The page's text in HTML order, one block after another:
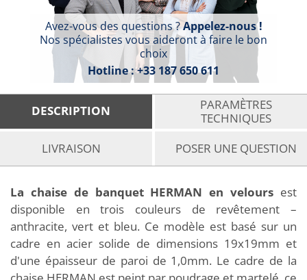
Avez-vous des questions ?Appelez-nous !
Nos spécialistes vous aideront à faire le bon
choix
Hotline :+33 187 650 611
DESCRIPTION
PARAMÈTRES
TECHNIQUES
LIVRAISON
POSER UNE QUESTION
La chaise de banquet HERMAN en velours est
disponible en trois couleurs de revêtement –
anthracite, vert et bleu. Ce modèle est basé sur un
cadre en acier solide de dimensions 19x19mm et
d'une épaisseur de paroi de 1,0mm. Le cadre de la